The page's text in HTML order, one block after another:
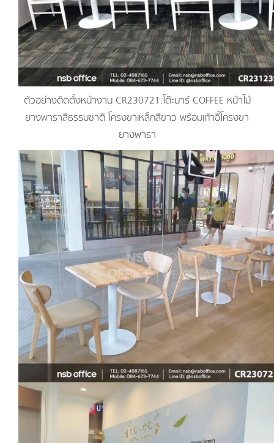
ตัวอย่างติดตั้งหน้างาน CR230721:โต๊ะบาร์ COFFEE หน้าไม้
ยางพาราสีธรรมชาติ โครงขาเหล็กสีขาว พร้อมเก้าอี้โครงขา
ยางพารา